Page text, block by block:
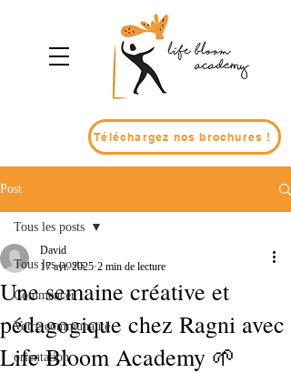
Téléchargez nos brochures !
Post
Tous les posts
Commencer
Votre communauté
orientation
Tous les posts
Une semaine créative et
pédagogique chez Ragni avec
Life Bloom Academy 🌱
David
17 avr. 2025 2 min de lecture